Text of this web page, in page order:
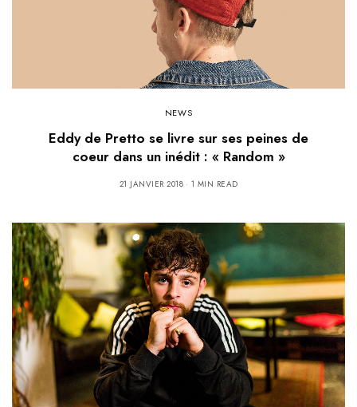
NEWS
Eddy de Pretto se livre sur ses peines de
coeur dans un inédit : « Random »
21 JANVIER 2018 1 MIN READ